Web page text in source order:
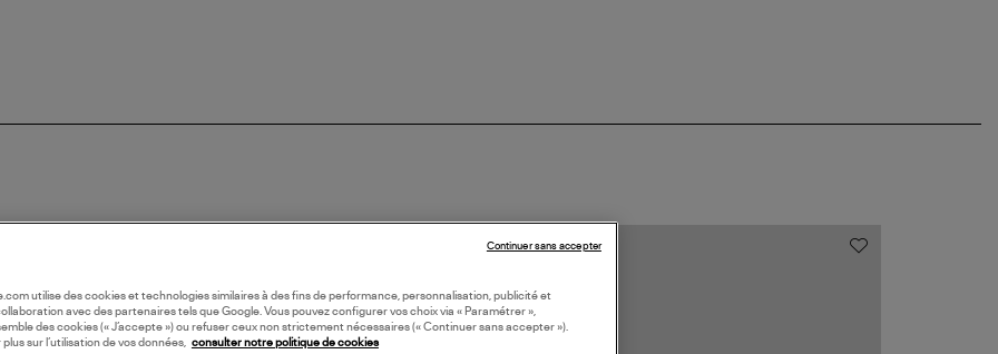
utilise des cookies et technologies similaires à des fins de performance, personnalisation, publicité et
avec des partenaires tels que Google. Vous pouvez configurer vos choix via « Paramétrer »,
des cookies (« J’accepte ») ou refuser ceux non strictement nécessaires (« Continuer sans accepter »).
plus sur l’utilisation de vos données, consulter notre politique de cookies
Continuer sans accepter